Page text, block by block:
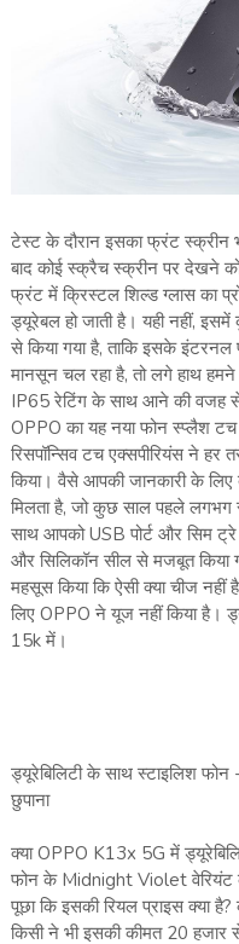
टेस्ट के दौरान इसका फ्रंट स्क्रीन
बाद कोई स्क्रैच स्क्रीन पर देखने
फ्रंट में क्रिस्टल शिल्ड ग्लास का
ड्यूरेबल हो जाती है। यही नहीं,
से किया गया है, ताकि इसके इंटरनल
मानसून चल रहा है, तो लगे हाथ
IP65 रेटिंग के साथ आने की वजह से
OPPO का यह नया फोन स्प्लैश
रिसपॉन्सिव टच एक्सपीरियंस ने हर
किया। वैसे आपकी जानकारी के
मिलता है, जो कुछ साल पहले लगभग
साथ आपको USB पोर्ट और सिम
और सिलिकॉन सील से मजबूत किया
महसूस किया कि ऐसी क्या चीज
लिए OPPO ने यूज नहीं किया है।
15k में।
ड्यूरेबिलिटी के साथ स्टाइलिश
छुपाना
क्या OPPO K13x 5G में
फोन के Midnight Violet वेरियंट
पूछा कि इसकी रियल प्राइस क्या
किसी ने भी इसकी कीमत 20